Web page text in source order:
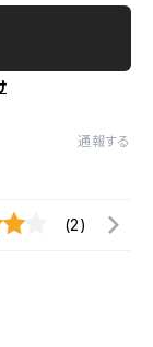
通報する
(2)